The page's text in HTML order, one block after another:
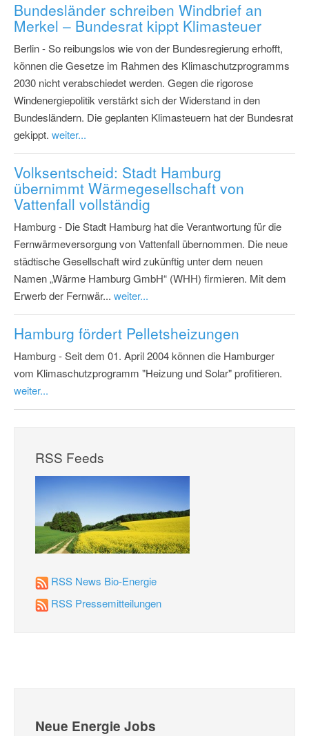
Bundesländer schreiben Windbrief an
Merkel – Bundesrat kippt Klimasteuer
Berlin - So reibungslos wie von der Bundesregierung erhofft,
können die Gesetze im Rahmen des Klimaschutzprogramms
2030 nicht verabschiedet werden. Gegen die rigorose
Windenergiepolitik verstärkt sich der Widerstand in den
Bundesländern. Die geplanten Klimasteuern hat der Bundesrat
gekippt. weiter...
Volksentscheid: Stadt Hamburg
übernimmt Wärmegesellschaft von
Vattenfall vollständig
Hamburg - Die Stadt Hamburg hat die Verantwortung für die
Fernwärmeversorgung von Vattenfall übernommen. Die neue
städtische Gesellschaft wird zukünftig unter dem neuen
Namen „Wärme Hamburg GmbH“ (WHH) firmieren. Mit dem
Erwerb der Fernwär... weiter...
Hamburg fördert Pelletsheizungen
Hamburg - Seit dem 01. April 2004 können die Hamburger
vom Klimaschutzprogramm "Heizung und Solar" profitieren.
weiter...
RSS Feeds
RSS News Bio-Energie
RSS Pressemitteilungen
Neue Energie Jobs